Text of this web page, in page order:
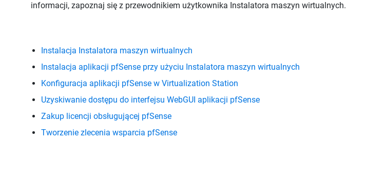
informacji, zapoznaj się z przewodnikiem użytkownika Instalatora maszyn wirtualnych.
Instalacja Instalatora maszyn wirtualnych
Instalacja aplikacji pfSense przy użyciu Instalatora maszyn wirtualnych
Konfiguracja aplikacji pfSense w Virtualization Station
Uzyskiwanie dostępu do interfejsu WebGUI aplikacji pfSense
Zakup licencji obsługującej pfSense
Tworzenie zlecenia wsparcia pfSense